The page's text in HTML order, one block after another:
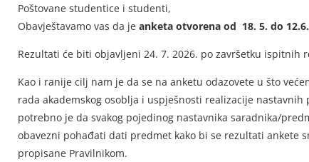
Poštovane studentice i studenti,
Obavještavamo vas da je anketa otvorena od 18. 5. do 12.6.
Rezultati će biti objavljeni 24. 7. 2026. po završetku ispitnih
Kao i ranije cilj nam je da se na anketu odazovete u što
rada akademskog osoblja i uspješnosti realizacije nastavnih
potrebno je da svakog pojedinog nastavnika saradnika/
obavezni pohađati dati predmet kako bi se rezultati ankete
propisane Pravilnikom.